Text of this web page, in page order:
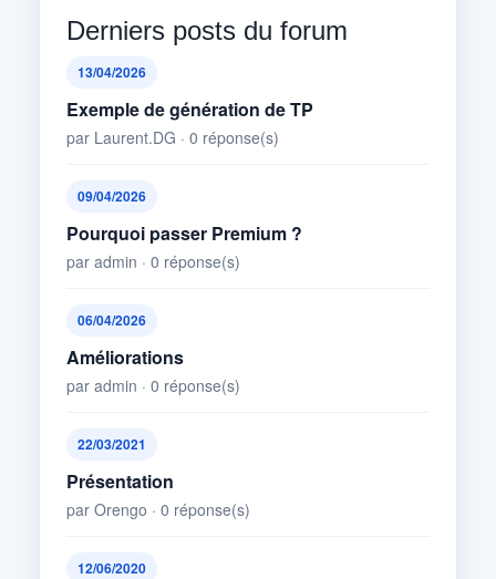
Derniers posts du forum
13/04/2026
Exemple de génération de TP
par Laurent.DG · 0 réponse(s)
09/04/2026
Pourquoi passer Premium ?
par admin · 0 réponse(s)
06/04/2026
Améliorations
par admin · 0 réponse(s)
22/03/2021
Présentation
par Orengo · 0 réponse(s)
12/06/2020